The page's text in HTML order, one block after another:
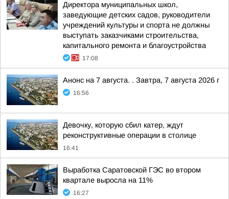
Директора муниципальных школ,
заведующие детских садов, руководители
учреждений культуры и спорта не должны
выступать заказчиками строительства,
капитального ремонта и благоустройства
17:08
Анонс на 7 августа. . Завтра, 7 августа 2026 г
16:56
Девочку, которую сбил катер, ждут
реконструктивные операции в столице
16:41
Выработка Саратовской ГЭС во втором
квартале выросла на 11%
16:27